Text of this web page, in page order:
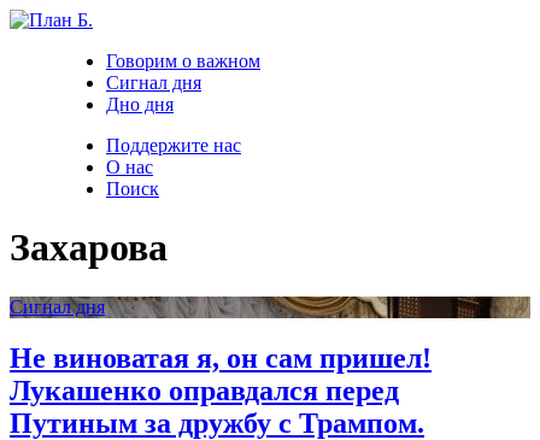
Говорим о важном
Сигнал дня
Дно дня
Поддержите нас
О нас
Поиск
Захарова
Сигнал дня
Не виноватая я, он сам пришел!
Лукашенко оправдался перед
Путиным за дружбу с Трампом.